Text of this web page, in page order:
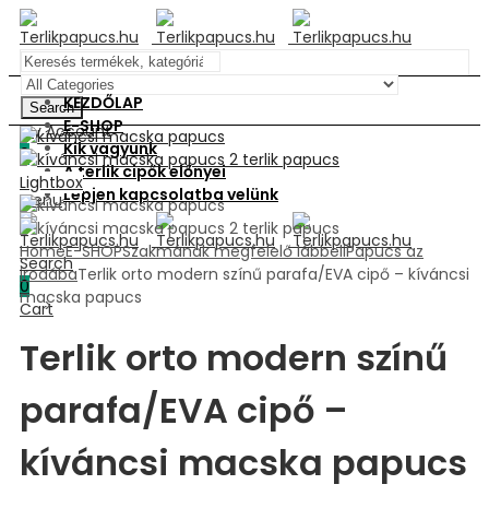
Search
My Account
0
Cart
Menu
Search
0
Cart
KEZDŐLAP
E-SHOP
Kik vagyunk
A terlik cipők előnyei
Lépjen kapcsolatba velünk
Lightbox
HomeE-SHOPSzakmának megfelelő lábbeliPapucs az
irodábaTerlik orto modern színű parafa/EVA cipő – kíváncsi
macska papucs
Terlik orto modern színű
parafa/EVA cipő –
kíváncsi macska papucs
>